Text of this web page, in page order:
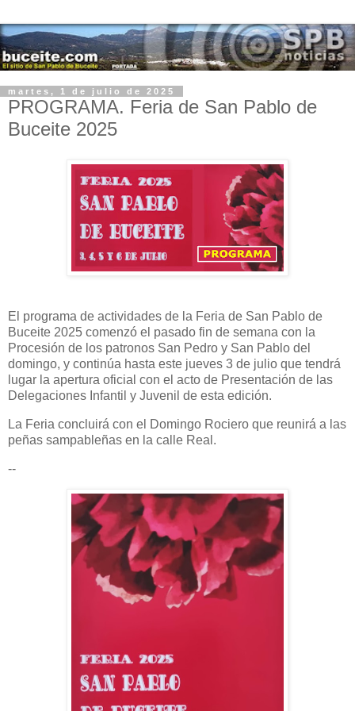
martes, 1 de julio de 2025
PROGRAMA. Feria de San Pablo de
Buceite 2025
El programa de actividades de la Feria de San Pablo de
Buceite 2025 comenzó el pasado fin de semana con la
Procesión de los patronos San Pedro y San Pablo del
domingo, y continúa hasta este jueves 3 de julio que tendrá
lugar la apertura oficial con el acto de Presentación de las
Delegaciones Infantil y Juvenil de esta edición.
La Feria concluirá con el Domingo Rociero que reunirá a las
peñas sampableñas en la calle Real.
--